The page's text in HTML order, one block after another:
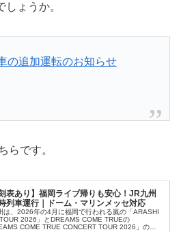
ょうか。
の追加運転のお知らせ
らです。
刻表あり】福岡ライブ帰りも安心！JR九州
列車運行｜ドーム・マリンメッセ対応
は、2026年の4月に福岡で行われる嵐の「ARASHI
2026」とDREAMS COME TRUEの
COME TRUE CONCERT TOUR 2026」の帰